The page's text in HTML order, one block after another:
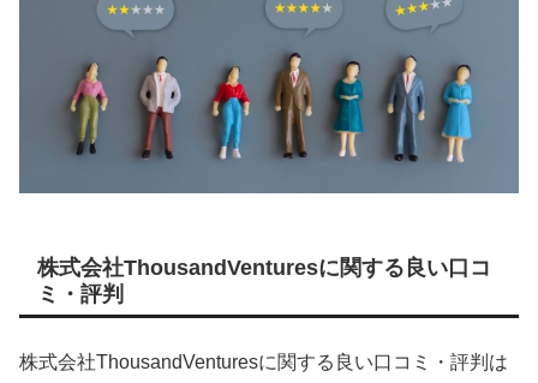
株式会社ThousandVenturesに関する良い口コ
ミ・評判
株式会社ThousandVenturesに関する良い口コミ・評判は